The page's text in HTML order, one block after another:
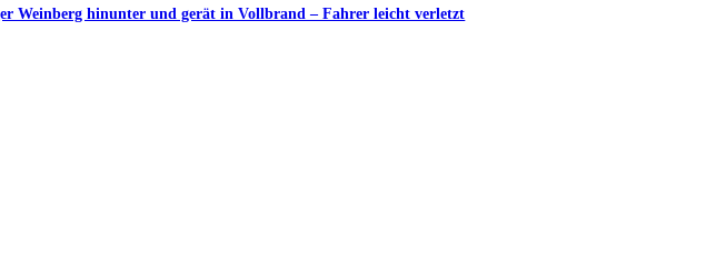
Weinberg hinunter und gerät in Vollbrand – Fahrer leicht verletzt